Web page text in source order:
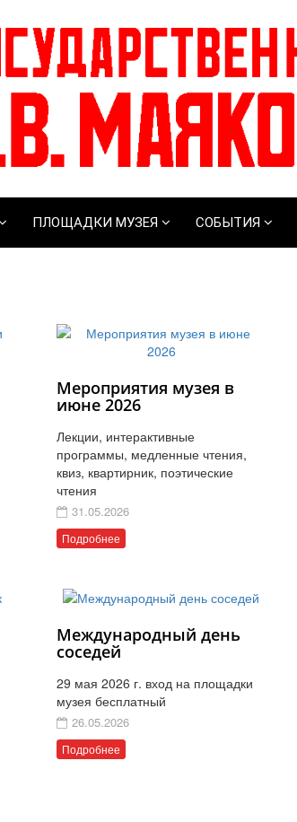
ПЛОЩАДКИ МУЗЕЯ СОБЫТИЯ
Мероприятия музея в
июне 2026
Лекции, интерактивные
программы, медленные чтения,
квиз, квартирник, поэтические
чтения
31.05.2026
Подробнее
Международный день
соседей
29 мая 2026 г. вход на площадки
музея бесплатный
26.05.2026
Подробнее